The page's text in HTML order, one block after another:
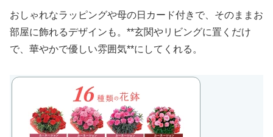
おしゃれなラッピングや母の日カード付きで、そのままお
部屋に飾れるデザインも。**玄関やリビングに置くだけ
で、華やかで優しい雰囲気**にしてくれる。